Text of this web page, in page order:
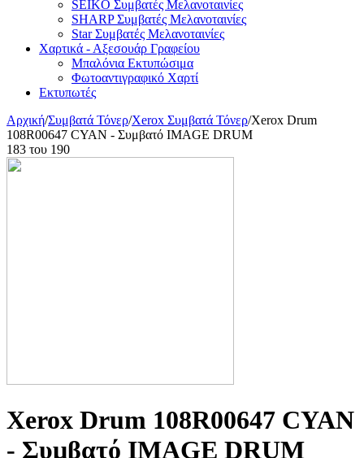
SEIKO Συμβατές Μελανοταινίες
SHARP Συμβατές Μελανοταινίες
Star Συμβατές Μελανοταινίες
Χαρτικά - Αξεσουάρ Γραφείου
Μπαλόνια Εκτυπώσιμα
Φωτοαντιγραφικό Χαρτί
Εκτυπωτές
Αρχική/Συμβατά Τόνερ/Xerox Συμβατά Τόνερ/Xerox Drum
108R00647 CYAN - Συμβατό IMAGE DRUM
183 του 190
Xerox Drum 108R00647 CYAN
- Συμβατό IMAGE DRUM